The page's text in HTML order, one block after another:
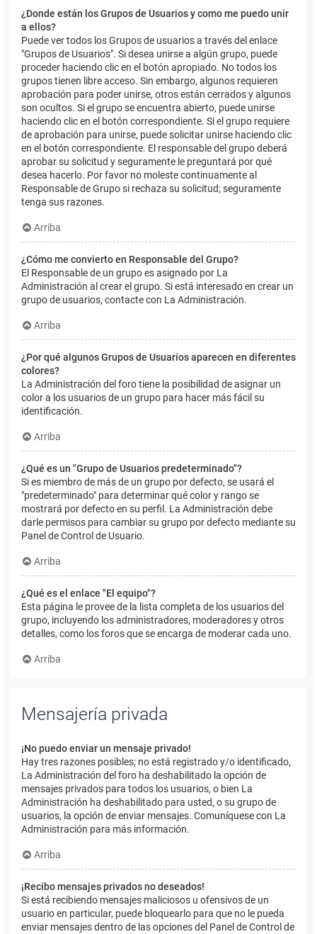
¿Donde están los Grupos de Usuarios y como me puedo unir
a ellos?
Puede ver todos los Grupos de usuarios a través del enlace
"Grupos de Usuarios". Si desea unirse a algún grupo, puede
proceder haciendo clic en el botón apropiado. No todos los
grupos tienen libre acceso. Sin embargo, algunos requieren
aprobación para poder unirse, otros están cerrados y algunos
son ocultos. Si el grupo se encuentra abierto, puede unirse
haciendo clic en el botón correspondiente. Si el grupo requiere
de aprobación para unirse, puede solicitar unirse haciendo clic
en el botón correspondiente. El responsable del grupo deberá
aprobar su solicitud y seguramente le preguntará por qué
desea hacerlo. Por favor no moleste continuamente al
Responsable de Grupo si rechaza su solicitud; seguramente
tenga sus razones.
Arriba
¿Cómo me convierto en Responsable del Grupo?
El Responsable de un grupo es asignado por La
Administración al crear el grupo. Si está interesado en crear un
grupo de usuarios, contacte con La Administración.
Arriba
¿Por qué algunos Grupos de Usuarios aparecen en diferentes
colores?
La Administración del foro tiene la posibilidad de asignar un
color a los usuarios de un grupo para hacer más fácil su
identificación.
Arriba
¿Qué es un "Grupo de Usuarios predeterminado"?
Si es miembro de más de un grupo por defecto, se usará el
"predeterminado" para determinar qué color y rango se
mostrará por defecto en su perfil. La Administración debe
darle permisos para cambiar su grupo por defecto mediante su
Panel de Control de Usuario.
Arriba
¿Qué es el enlace "El equipo"?
Esta página le provee de la lista completa de los usuarios del
grupo, incluyendo los administradores, moderadores y otros
detalles, como los foros que se encarga de moderar cada uno.
Arriba
Mensajería privada
¡No puedo enviar un mensaje privado!
Hay tres razones posibles; no está registrado y/o identificado,
La Administración del foro ha deshabilitado la opción de
mensajes privados para todos los usuarios, o bien La
Administración ha deshabilitado para usted, o su grupo de
usuarios, la opción de enviar mensajes. Comuníquese con La
Administración para más información.
Arriba
¡Recibo mensajes privados no deseados!
Si está recibiendo mensajes maliciosos u ofensivos de un
usuario en particular, puede bloquearlo para que no le pueda
enviar mensajes dentro de las opciones del Panel de Control de